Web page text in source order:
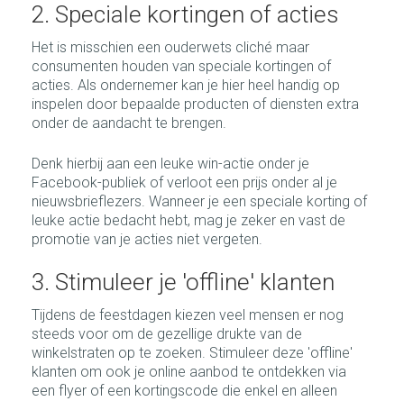
2. Speciale kortingen of acties
Het is misschien een ouderwets cliché maar
consumenten houden van speciale kortingen of
acties. Als ondernemer kan je hier heel handig op
inspelen door bepaalde producten of diensten extra
onder de aandacht te brengen.
Denk hierbij aan een leuke win-actie onder je
Facebook-publiek of verloot een prijs onder al je
nieuwsbrieflezers. Wanneer je een speciale korting of
leuke actie bedacht hebt, mag je zeker en vast de
promotie van je acties niet vergeten.
3. Stimuleer je 'offline' klanten
Tijdens de feestdagen kiezen veel mensen er nog
steeds voor om de gezellige drukte van de
winkelstraten op te zoeken. Stimuleer deze 'offline'
klanten om ook je online aanbod te ontdekken via
een flyer of een kortingscode die enkel en alleen